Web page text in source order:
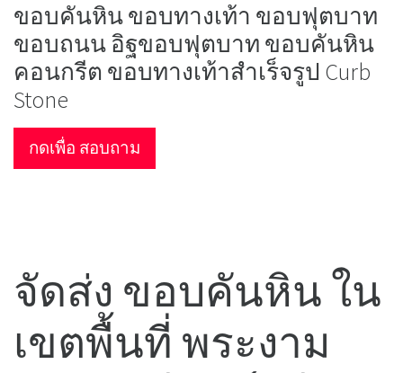
ขอบคันหิน ขอบทางเท้า ขอบฟุตบาท
ขอบถนน อิฐขอบฟุตบาท ขอบคันหิน
คอนกรีต ขอบทางเท้าสำเร็จรูป Curb
Stone
กดเพื่อ สอบถาม
จัดส่ง ขอบคันหิน ใน
เขตพื้นที่ พระงาม